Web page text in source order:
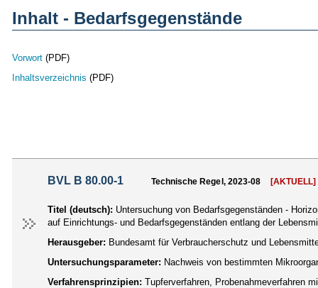
Inhalt - Bedarfsgegenstände
Vorwort (PDF)
Inhaltsverzeichnis (PDF)
BVL B 80.00-1 Technische Regel, 2023-08 [AKTUELL]
Titel (deutsch): Untersuchung von Bedarfsgegenständen -
auf Einrichtungs- und Bedarfsgegenständen entlang der
Herausgeber: Bundesamt für Verbraucherschutz und
Untersuchungsparameter: Nachweis von bestimmten
Verfahrensprinzipien: Tupferverfahren, Probenahmeverfahren